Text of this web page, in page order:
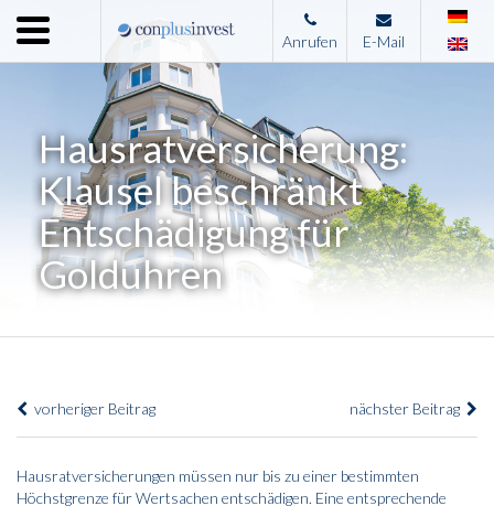
Menu
Home
Unternehmen
Leistungen
Immobilienangebote
News
Presse
Anrufen E-Mail
Hausratversicherung:
Klausel beschränkt
Entschädigung für
Golduhren
vorheriger Beitrag nächster Beitrag
Hausratversicherungen müssen nur bis zu einer bestimmten
Höchstgrenze für Wertsachen entschädigen. Eine entsprechende